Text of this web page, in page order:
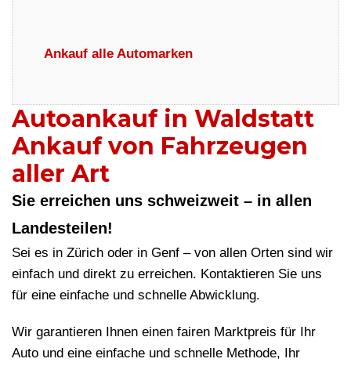
Ankauf alle Automarken
Autoankauf in Waldstatt
Ankauf von Fahrzeugen
aller Art
Sie erreichen uns schweizweit – in allen
Landesteilen!
Sei es in Zürich oder in Genf – von allen Orten sind wir
einfach und direkt zu erreichen. Kontaktieren Sie uns
für eine einfache und schnelle Abwicklung.
Wir garantieren Ihnen einen fairen Marktpreis für Ihr
Auto und eine einfache und schnelle Methode, Ihr